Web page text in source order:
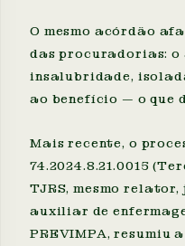
O mesmo acórdão
das procuradorias: o
insalubridade,
ao benefício — o que
Mais recente, o
74.2024.8.21.0015
TJRS, mesmo relator,
auxiliar de
PREVIMPA, resumiu